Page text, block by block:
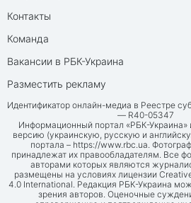
Контакты
Команда
Вакансии в РБК-Украина
Разместить рекламу
Идентификатор онлайн-медиа в Реестре
— R40-05347
Информационный портал «РБК-Украина»
версию (украинскую, русскую и
портала – https://www.rbc.ua.
принадлежат их правообладателям. Все
авторами которых являются
размещены на условиях лицензии
4.0 International. Редакция РБК-Украина
зрения авторов. Оценочные